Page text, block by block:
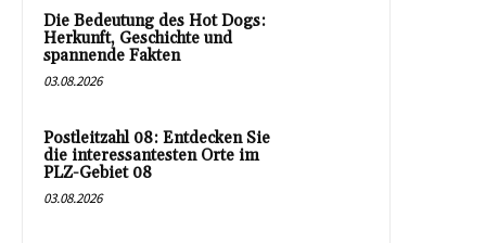
Die Bedeutung des Hot Dogs:
Herkunft, Geschichte und
spannende Fakten
03.08.2026
Postleitzahl 08: Entdecken Sie
die interessantesten Orte im
PLZ-Gebiet 08
03.08.2026